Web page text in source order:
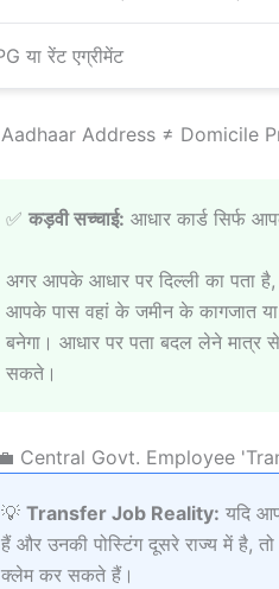
या रेंट एग्रीमेंट
Aadhaar Address ≠ Domicile
✅ कड़वी सच्चाई: आधार कार्ड सिर्फ
अगर आपके आधार पर दिल्ली का पता है,
आपके पास वहां के जमीन के कागजात या
बनेगा। आधार पर पता बदल लेने
सकते।
Central Govt. Employee
💡 Transfer Job Reality: यदि
हैं और उनकी पोस्टिंग दूसरे राज्य में है,
क्लेम कर सकते हैं।